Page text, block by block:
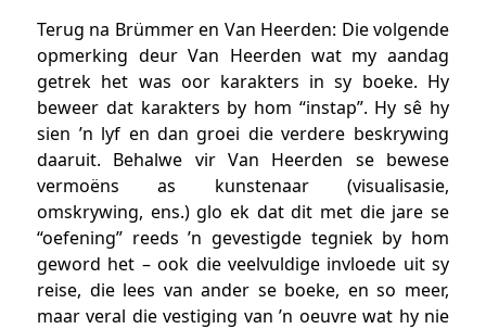
Terug na Brümmer en Van Heerden: Die volgende
opmerking deur Van Heerden wat my aandag
getrek het was oor karakters in sy boeke. Hy
beweer dat karakters by hom “instap”. Hy sê hy
sien ’n lyf en dan groei die verdere beskrywing
daaruit. Behalwe vir Van Heerden se bewese
vermoëns as kunstenaar (visualisasie,
omskrywing, ens.) glo ek dat dit met die jare se
“oefening” reeds ’n gevestigde tegniek by hom
geword het – ook die veelvuldige invloede uit sy
reise, die lees van ander se boeke, en so meer,
maar veral die vestiging van ’n oeuvre wat hy nie